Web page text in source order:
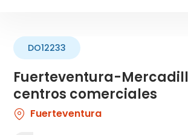
Fuerteventura-
centros comerciales
DO12233
Fuerteventura